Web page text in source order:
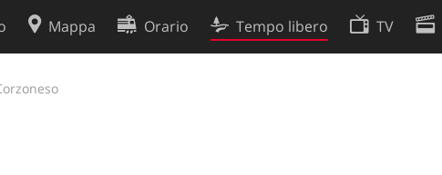
Mappa Orario Tempo libero TV